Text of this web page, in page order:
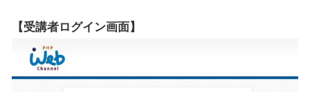
【受講者ログイン画面】